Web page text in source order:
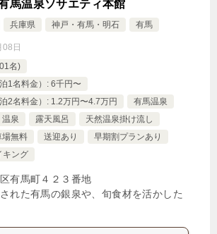
馬温泉ソサエティ本館
兵庫県 神戸・有馬・明石 有馬
日
名)
1名料金）: 6千円〜
2名料金）: 1.2万円〜4.7万円
有馬温泉
温泉 露天風呂
天然温泉掛け流し
場無料 送迎あり
早期割プランあり
キング
有馬町４２３番地
れた有馬の銀泉や、旬食材を活かした